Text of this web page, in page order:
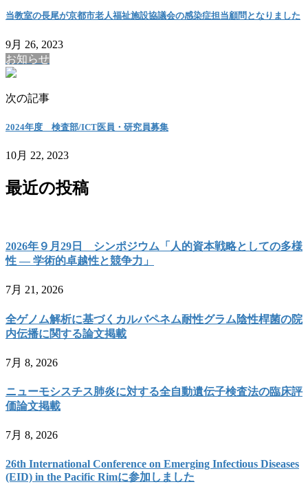
当教室の長尾が京都市老人福祉施設協議会の感染症担当顧問となりました
9月 26, 2023
お知らせ
次の記事
2024年度 検査部/ICT医員・研究員募集
10月 22, 2023
最近の投稿
2026年９月29日 シンポジウム「人的資本戦略としての多様
性 ― 学術的卓越性と競争力」
7月 21, 2026
全ゲノム解析に基づくカルバペネム耐性グラム陰性桿菌の院
内伝播に関する論文掲載
7月 8, 2026
ニューモシスチス肺炎に対する全自動遺伝子検査法の臨床評
価論文掲載
7月 8, 2026
26th International Conference on Emerging Infectious Diseases
(EID) in the Pacific Rimに参加しました